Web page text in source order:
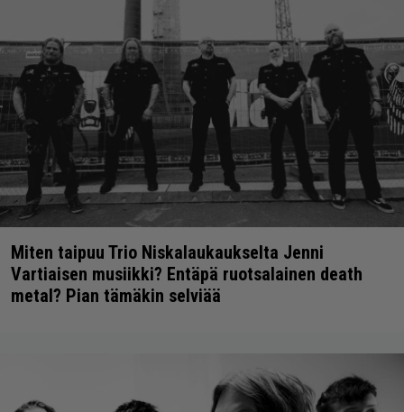
Miten taipuu Trio Niskalaukaukselta Jenni
Vartiaisen musiikki? Entäpä ruotsalainen death
metal? Pian tämäkin selviää